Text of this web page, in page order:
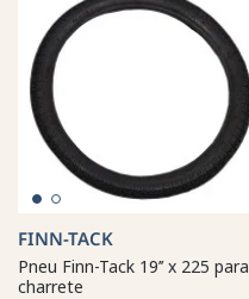
FINN-TACK
Pneu Finn-Tack 19’’ x 225 para
charrete